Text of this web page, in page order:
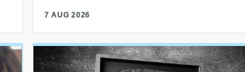
7 AUG 2026